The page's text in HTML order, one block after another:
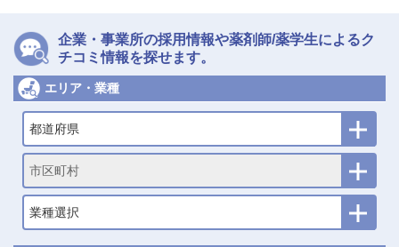
企業・事業所の採用情報や薬剤師/薬学生によるク
チコミ情報を探せます。
エリア・業種
都道府県
市区町村
業種選択